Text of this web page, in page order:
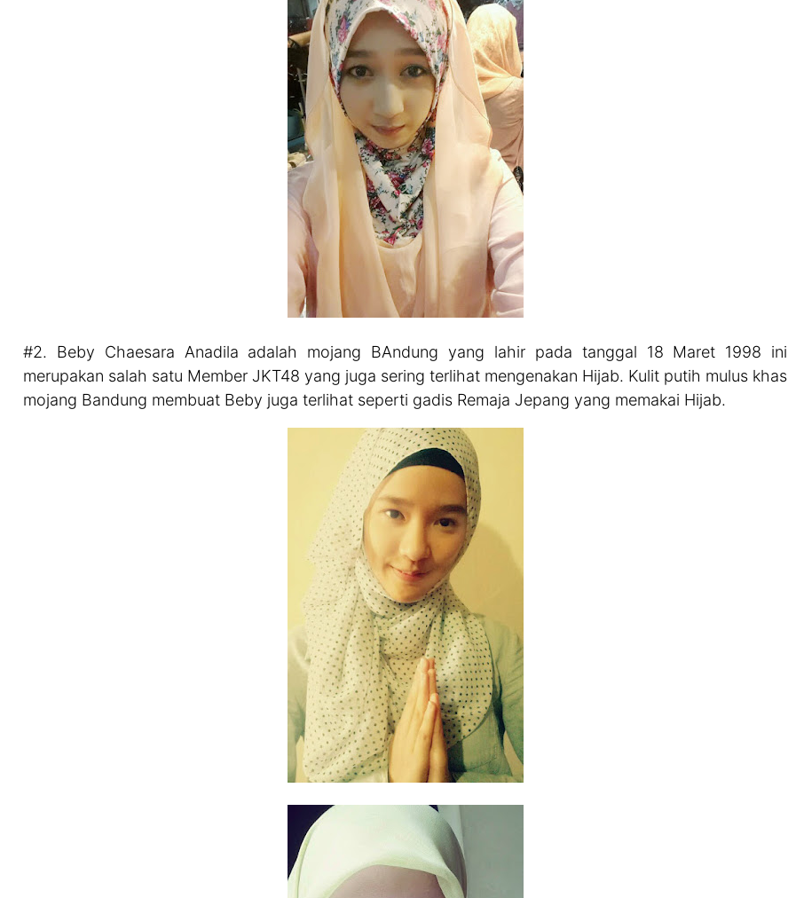
#2. Beby Chaesara Anadila adalah mojang BAndung yang lahir pada tanggal 18 Maret 1998 ini
merupakan salah satu Member JKT48 yang juga sering terlihat mengenakan Hijab. Kulit putih mulus khas
mojang Bandung membuat Beby juga terlihat seperti gadis Remaja Jepang yang memakai Hijab.